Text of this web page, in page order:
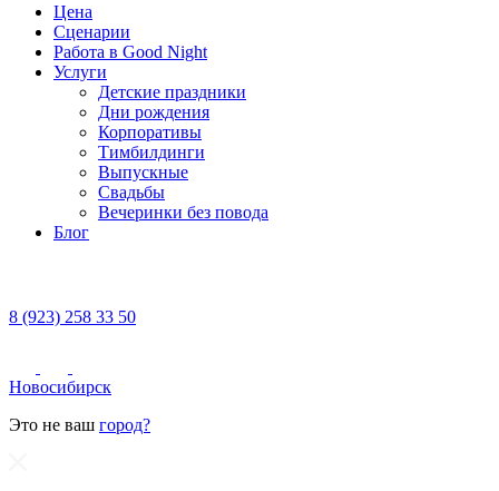
Цена
Сценарии
Работа в Good Night
Услуги
Детские праздники
Дни рождения
Корпоративы
Тимбилдинги
Выпускные
Свадьбы
Вечеринки без повода
Блог
8 (923) 258 33 50
Новосибирск
Это не ваш город?